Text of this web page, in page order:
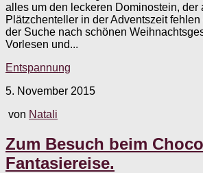
alles um den leckeren Dominostein, der
Plätzchenteller in der Adventszeit
der Suche nach schönen
Vorlesen und...
Entspannung
5. November 2015
von Natali
Zum Besuch beim
Fantasiereise.